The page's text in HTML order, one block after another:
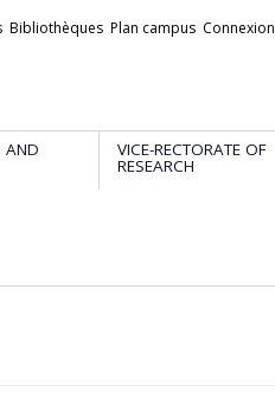
Bibliothèques Plan campus Connexion
AND VICE-RECTORATE OF
RESEARCH